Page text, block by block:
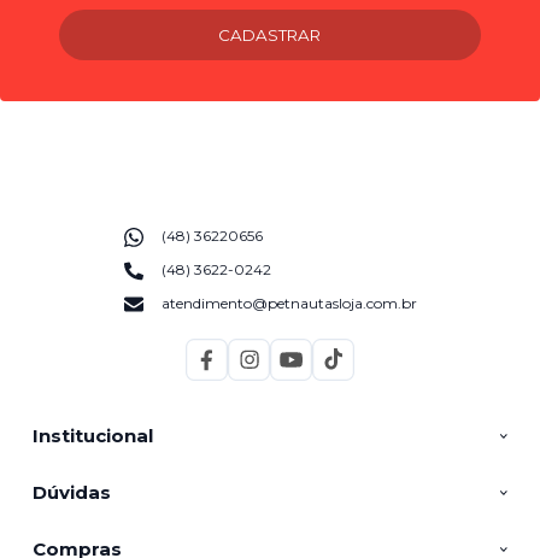
CADASTRAR
Institucional
Dúvidas
Compras
(48) 36220656
(48) 3622-0242
atendimento@petnautasloja.com.br